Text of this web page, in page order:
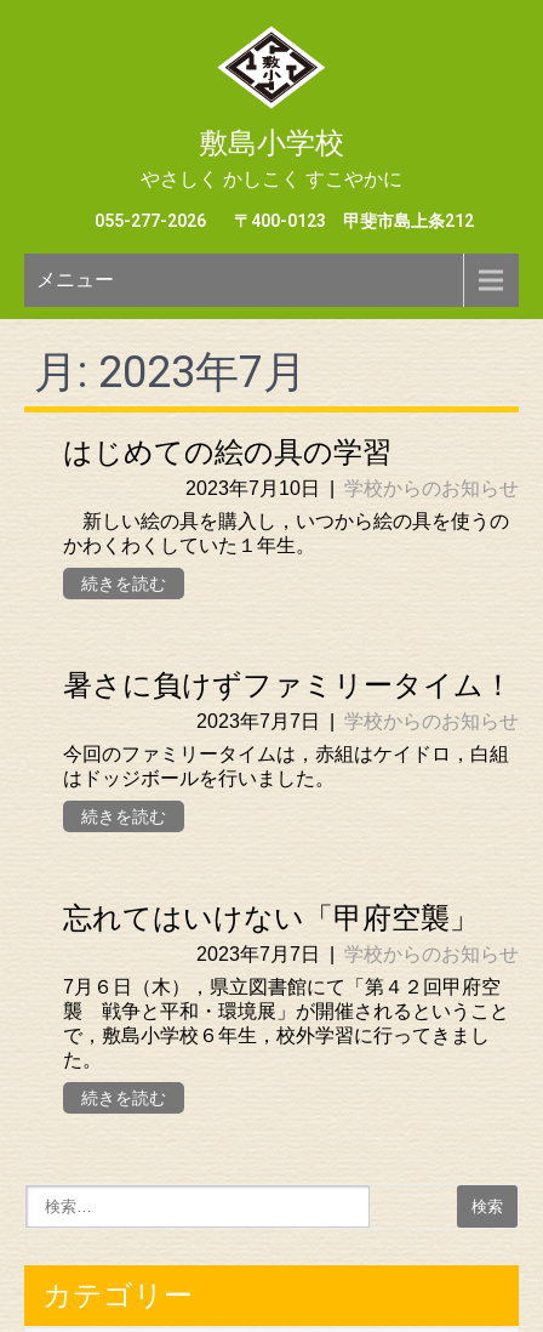
敷島小学校
やさしく かしこく すこやかに
055-277-2026 〒400-0123 甲斐市島上条212
メニュー
月: 2023年7月
はじめての絵の具の学習
2023年7月10日
学校からのお知らせ
新しい絵の具を購入し，いつから絵の具を使うの
かわくわくしていた１年生。
続きを読む
暑さに負けずファミリータイム！
2023年7月7日
学校からのお知らせ
今回のファミリータイムは，赤組はケイドロ，白組
はドッジボールを行いました。
続きを読む
忘れてはいけない「甲府空襲」
2023年7月7日
学校からのお知らせ
7月６日（木），県立図書館にて「第４２回甲府空
襲 戦争と平和・環境展」が開催されるということ
で，敷島小学校６年生，校外学習に行ってきまし
た。
続きを読む
カテゴリー